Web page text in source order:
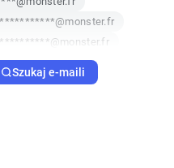
Szukaj e-maili